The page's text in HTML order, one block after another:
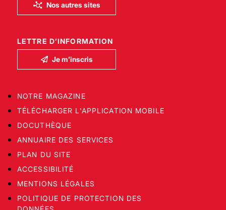
Nos autres sites
LETTRE D’INFORMATION
Je m’inscris
NOTRE MAGAZINE
TÉLÉCHARGER L'APPLICATION MOBILE
DOCUTHÈQUE
ANNUAIRE DES SERVICES
PLAN DU SITE
ACCESSIBILITÉ
MENTIONS LÉGALES
POLITIQUE DE PROTECTION DES